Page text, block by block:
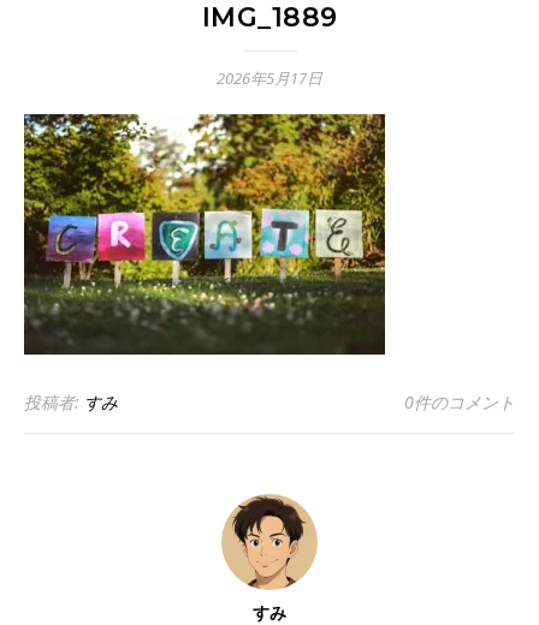
IMG_1889
2026年5月17日
投稿者: すみ 0件のコメント
すみ